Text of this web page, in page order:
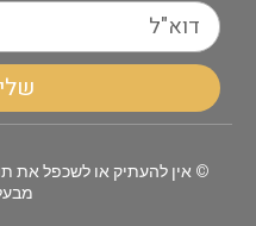
© אין להעתיק או לשכפל את